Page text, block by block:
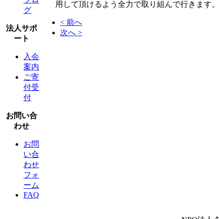
グ
法人サポ
ート
入会
案内
ご寄
付受
付
お問い合
わせ
お問
い合
わせ
フォ
ーム
FAQ
用して頂けるよう全力で取り組んで行きます。
< 前へ
次へ >